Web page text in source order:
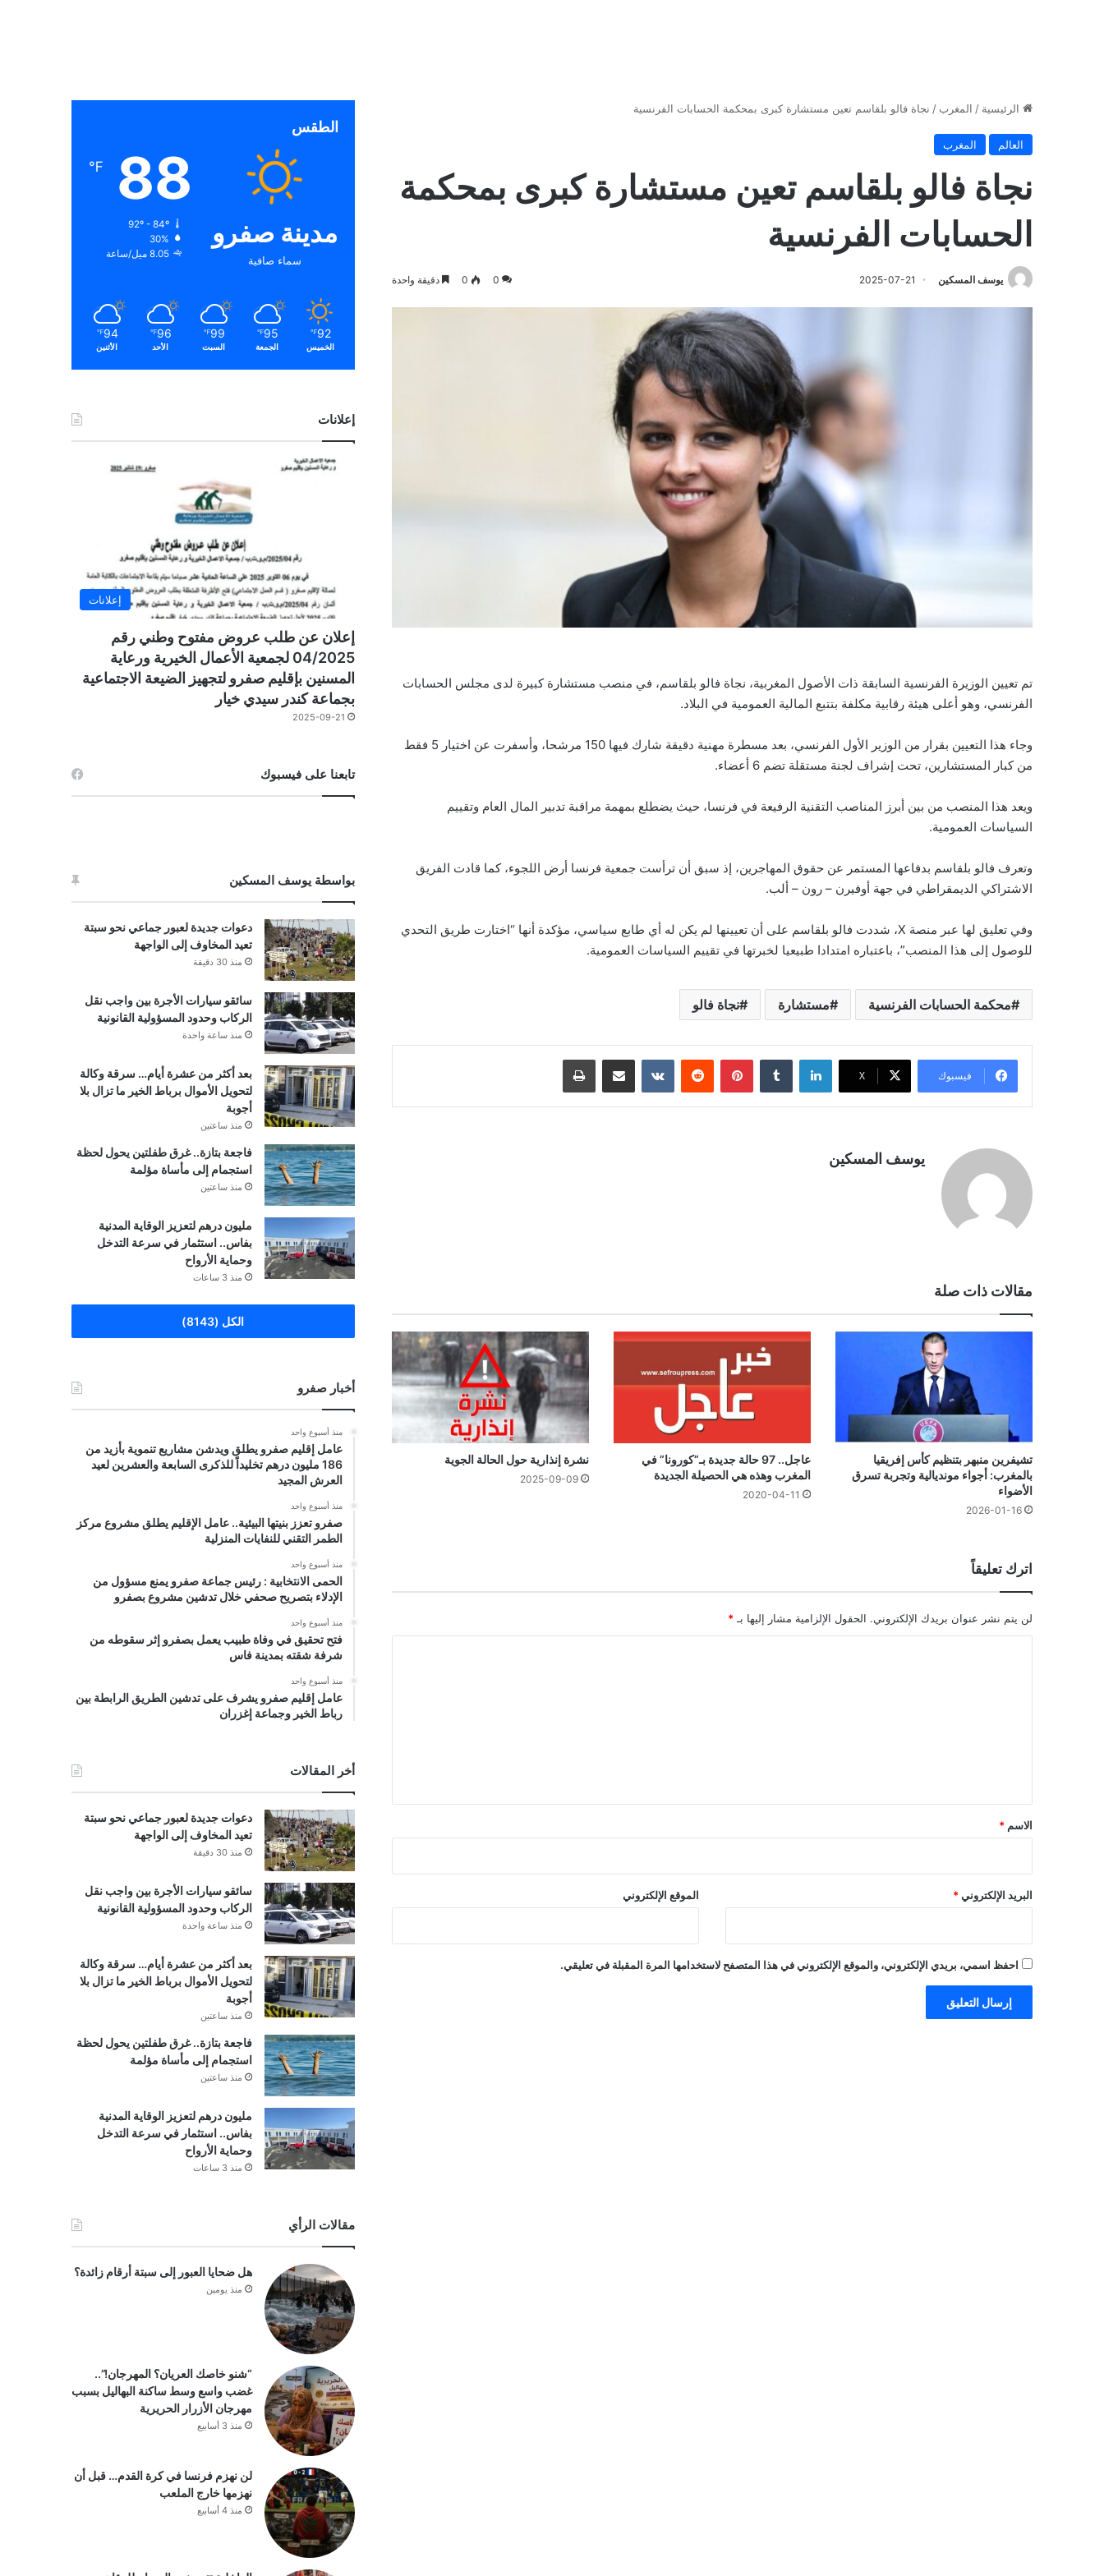
الرئيسية / المغرب / نجاة فالو بلقاسم تعين مستشارة كبرى بمحكمة الحسابات الفرنسية
العالم المغرب
نجاة فالو بلقاسم تعين مستشارة كبرى بمحكمة
الحسابات الفرنسية
يوسف المسكين 2025-07-21
0
0 دقيقة واحدة
تم تعيين الوزيرة الفرنسية السابقة ذات الأصول المغربية، نجاة فالو بلقاسم، في منصب مستشارة كبيرة لدى مجلس الحسابات
الفرنسي، وهو أعلى هيئة رقابية مكلفة بتتبع المالية العمومية في البلاد.
وجاء هذا التعيين بقرار من الوزير الأول الفرنسي، بعد مسطرة مهنية دقيقة شارك فيها 150 مرشحا، وأسفرت عن اختيار 5 فقط
من كبار المستشارين، تحت إشراف لجنة مستقلة تضم 6 أعضاء.
ويعد هذا المنصب من بين أبرز المناصب التقنية الرفيعة في فرنسا، حيث يضطلع بمهمة مراقبة تدبير المال العام وتقييم
السياسات العمومية.
وتعرف فالو بلقاسم بدفاعها المستمر عن حقوق المهاجرين، إذ سبق أن ترأست جمعية فرنسا أرض اللجوء، كما قادت الفريق
الاشتراكي الديمقراطي في جهة أوفيرن – رون – ألب.
وفي تعليق لها عبر منصة X، شددت فالو بلقاسم على أن تعيينها لم يكن له أي طابع سياسي، مؤكدة أنها “اختارت طريق التحدي
للوصول إلى هذا المنصب”، باعتباره امتدادا طبيعيا لخبرتها في تقييم السياسات العمومية.
محكمة الحسابات الفرنسية مستشارة نجاة فالو
فيسبوك ‫X
لينكدإن بينتيريست مشاركة عبر البريد طباعة
يوسف المسكين
مقالات ذات صلة
تشيفرين منبهر بتنظيم كأس إفريقيا
بالمغرب: أجواء مونديالية وتجربة تسرق
الأضواء
2026-01-16
عاجل.. 97 حالة جديدة بـ”كورونا” في
المغرب وهذه هي الحصيلة الجديدة
2020-04-11
نشرة إنذارية حول الحالة الجوية
2025-09-09
اترك تعليقاً
لن يتم نشر عنوان بريدك الإلكتروني. الحقول الإلزامية مشار إليها بـ *
*
الاسم *
البريد الإلكتروني * الموقع الإلكتروني
احفظ اسمي، بريدي الإلكتروني، والموقع الإلكتروني في هذا المتصفح لاستخدامها المرة المقبلة في تعليقي.
الطقس
مدينة صفرو
سماء صافية
88
℉
92º - 84º
30%
8.05 ميل/ساعة
92
℉
الخميس
95
℉
الجمعة
99
℉
السبت
96
℉
الأحد
94
℉
الأثنين
إعلانات
إعلانات
إعلان عن طلب عروض مفتوح وطني رقم
04/2025 لجمعية الأعمال الخيرية ورعاية
المسنين بإقليم صفرو لتجهيز الضيعة الاجتماعية
بجماعة كندر سيدي خيار
2025-09-21
تابعنا على فيسبوك
بواسطة يوسف المسكين
دعوات جديدة لعبور جماعي نحو سبتة
تعيد المخاوف إلى الواجهة
منذ 30 دقيقة
سائقو سيارات الأجرة بين واجب نقل
الركاب وحدود المسؤولية القانونية
منذ ساعة واحدة
بعد أكثر من عشرة أيام… سرقة وكالة
لتحويل الأموال برباط الخير ما تزال بلا
أجوبة
منذ ساعتين
فاجعة بتازة.. غرق طفلتين يحول لحظة
استجمام إلى مأساة مؤلمة
منذ ساعتين
مليون درهم لتعزيز الوقاية المدنية
بفاس.. استثمار في سرعة التدخل
وحماية الأرواح
منذ 3 ساعات
الكل (8143)
أخبار صفرو
منذ أسبوع واحد
عامل إقليم صفرو يطلق ويدشن مشاريع تنموية بأزيد من
186 مليون درهم تخليداً للذكرى السابعة والعشرين لعيد
العرش المجيد
منذ أسبوع واحد
صفرو تعزز بنيتها البيئية.. عامل الإقليم يطلق مشروع مركز
الطمر التقني للنفايات المنزلية
منذ أسبوع واحد
الحمى الانتخابية : رئيس جماعة صفرو يمنع مسؤول من
الإدلاء بتصريح صحفي خلال تدشين مشروع بصفرو
منذ أسبوع واحد
فتح تحقيق في وفاة طبيب يعمل بصفرو إثر سقوطه من
شرفة شقته بمدينة فاس
منذ أسبوع واحد
عامل إقليم صفرو يشرف على تدشين الطريق الرابطة بين
رباط الخير وجماعة إغزران
أخر المقالات
دعوات جديدة لعبور جماعي نحو سبتة
تعيد المخاوف إلى الواجهة
منذ 30 دقيقة
سائقو سيارات الأجرة بين واجب نقل
الركاب وحدود المسؤولية القانونية
منذ ساعة واحدة
بعد أكثر من عشرة أيام… سرقة وكالة
لتحويل الأموال برباط الخير ما تزال بلا
أجوبة
منذ ساعتين
فاجعة بتازة.. غرق طفلتين يحول لحظة
استجمام إلى مأساة مؤلمة
منذ ساعتين
مليون درهم لتعزيز الوقاية المدنية
بفاس.. استثمار في سرعة التدخل
وحماية الأرواح
منذ 3 ساعات
مقالات الرأي
هل ضحايا العبور إلى سبتة أرقام زائدة؟
منذ يومين
“شنو خاصك العريان؟ المهرجان!”..
غضب واسع وسط ساكنة البهاليل بسبب
مهرجان الأزرار الحريرية
منذ 3 أسابيع
لن نهزم فرنسا في كرة القدم… قبل أن
نهزمها خارج الملعب
منذ 4 أسابيع